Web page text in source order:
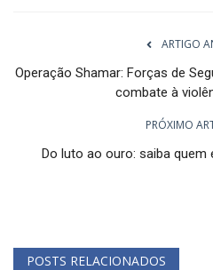
ARTIGO
Operação Shamar: Forças de
combate à
PRÓXIMO
Do luto ao ouro: saiba quem
POSTS RELACIONADOS